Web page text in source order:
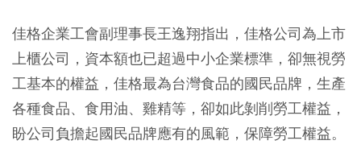
佳格企業工會副理事長王逸翔指出，佳格公司為上市
上櫃公司，資本額也已超過中小企業標準，卻無視勞
工基本的權益，佳格最為台灣食品的國民品牌，生產
各種食品、食用油、雞精等，卻如此剝削勞工權益，
盼公司負擔起國民品牌應有的風範，保障勞工權益。